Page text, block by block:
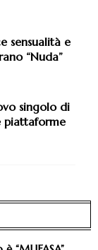
sensualità e
“Nuda”
singolo di
piattaforme